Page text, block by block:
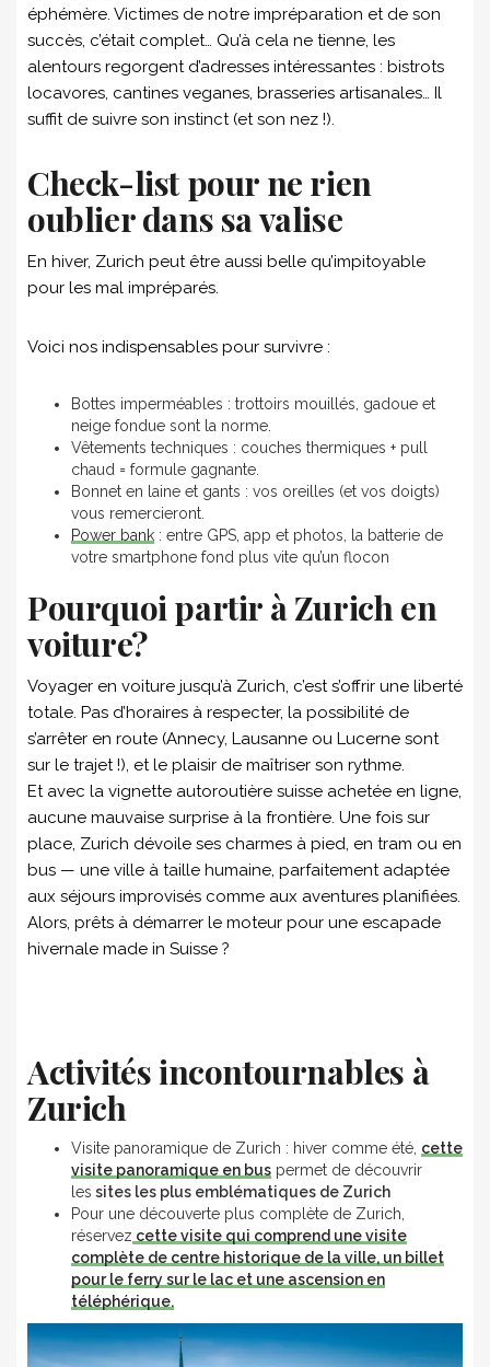
éphémère. Victimes de notre impréparation et de son
succès, c’était complet… Qu’à cela ne tienne, les
alentours regorgent d’adresses intéressantes : bistrots
locavores, cantines veganes, brasseries artisanales… Il
suffit de suivre son instinct (et son nez !).
Check-list pour ne rien
oublier dans sa valise
En hiver, Zurich peut être aussi belle qu’impitoyable
pour les mal impréparés.
Voici nos indispensables pour survivre :
Bottes imperméables : trottoirs mouillés, gadoue et
neige fondue sont la norme.
Vêtements techniques : couches thermiques + pull
chaud = formule gagnante.
Bonnet en laine et gants : vos oreilles (et vos doigts)
vous remercieront.
Power bank : entre GPS, app et photos, la batterie de
votre smartphone fond plus vite qu’un flocon
Pourquoi partir à Zurich en
voiture?
Voyager en voiture jusqu’à Zurich, c’est s’offrir une liberté
totale. Pas d’horaires à respecter, la possibilité de
s’arrêter en route (Annecy, Lausanne ou Lucerne sont
sur le trajet !), et le plaisir de maîtriser son rythme.
Et avec la vignette autoroutière suisse achetée en ligne,
aucune mauvaise surprise à la frontière. Une fois sur
place, Zurich dévoile ses charmes à pied, en tram ou en
bus — une ville à taille humaine, parfaitement adaptée
aux séjours improvisés comme aux aventures planifiées.
Alors, prêts à démarrer le moteur pour une escapade
hivernale made in Suisse ?
Activités incontournables à
Zurich
Visite panoramique de Zurich : hiver comme été, cette
visite panoramique en bus permet de découvrir
les sites les plus emblématiques de Zurich
Pour une découverte plus complète de Zurich,
réservez cette visite qui comprend une visite
complète de centre historique de la ville, un billet
pour le ferry sur le lac et une ascension en
téléphérique.